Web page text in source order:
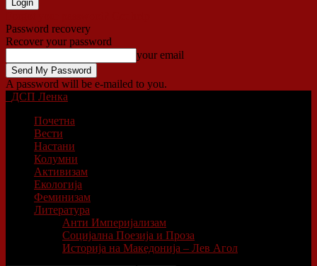
Password recovery
Recover your password
your email
A password will be e-mailed to you.
ДСП Ленка
Почетна
Вести
Настани
Колумни
Активизам
Екологија
Феминизам
Литература
Анти Империјализам
Социјална Поезија и Проза
Историја на Македонија – Лев Агол